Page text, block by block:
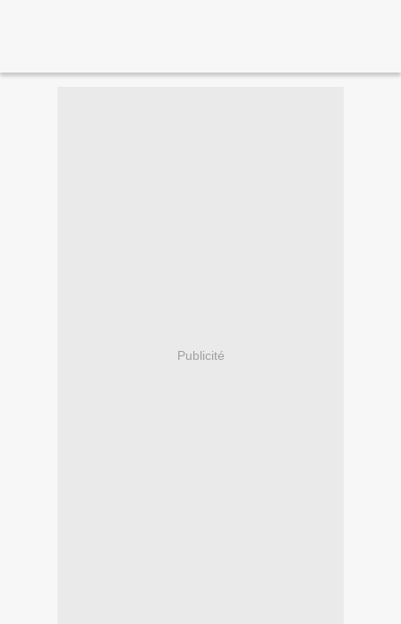
Publicité